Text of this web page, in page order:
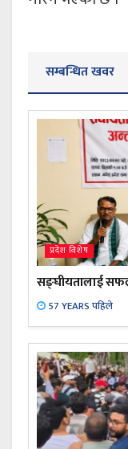
सम्बन्धित खवर
प्रदेश विशेष
सङ्घीयतालाई
57 YEARS पहिले